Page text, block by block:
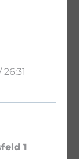
26:31
1